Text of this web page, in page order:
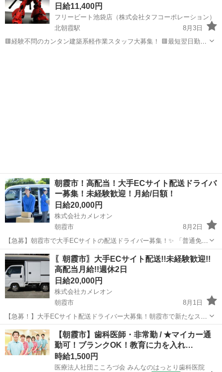
日給11,400円
フリービート池袋店（株式会社タフコーポレーション）
北朝霞駅
8月3日
🟥経験不問のカンタン建築系軽作業スタッフ大募集！ 🟥最短翌日勤務
朝霞市！高配当！大手ECサイト配送ドライバ
ー募集！未経験歓迎！月給/日額！
日給20,000円
株式会社カメレオン
朝霞市
8月2日
【急募】朝霞市で大手ECサイトの配送ドライバー募集！✨ 「普通免
許」があれば、未経験・年齢・性別・学歴・職歴一切不問！「軽貨
物」なので荷物も軽量♪「直行直帰OK」「車両レンタルあり」でスタ
ートしやすい！充実した「研修制...
埼玉 朝霞市 ドライバー 積み込み
〖朝霞市〗大手ECサイト配送!!未経験歓迎!!
高配当月給!!週休2日
日給20,000円
株式会社カメレオン
朝霞市
8月1日
【急募！】大手ECサイト配送ドライバー大募集！朝霞市で新たなスタ
ートを応援します！ 未経験者大歓迎☆普通免許があればOK！「軽作
業」で「稼げる」チャンス！ ☆充実の研修制度あり→初心者でも安心
♪ ★車両レンタルOK...
埼玉 朝霞市 ドライバー 積み込み
【朝霞市】歯科医師・非常勤 / ★マイカー通
勤可！ブランクOK！教育に力を入れ…
時給1,500円
医療法人社団こころづ会 みんなのはっとり歯科医院